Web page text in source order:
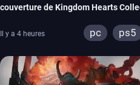
couverture de Kingdom Hearts
Il y a 4 heures pc ps5